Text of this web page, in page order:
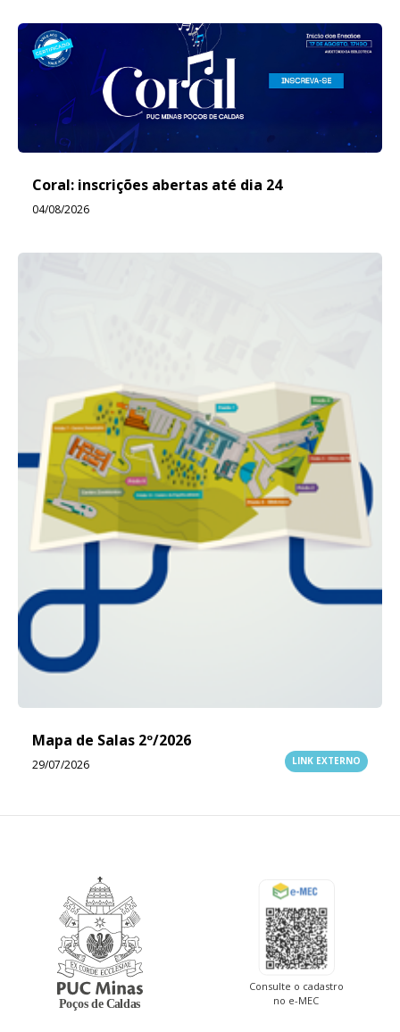
Coral: inscrições abertas até dia 24
04/08/2026
Mapa de Salas 2º/2026
29/07/2026 LINK EXTERNO
Consulte o cadastro
no e-MEC